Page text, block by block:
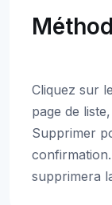
Cliquez sur
page de
Supprimer
supprimera